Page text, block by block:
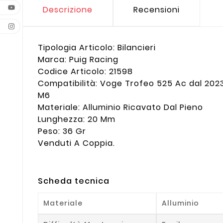
Descrizione Recensioni
Tipologia Articolo: Bilancieri
Marca: Puig Racing
Codice Articolo: 21598
Compatibilità: Voge Trofeo 525 Ac dal
M6
Materiale: Alluminio Ricavato Dal Pieno
Lunghezza: 20 Mm
Peso: 36 Gr
Venduti A Coppia.
Scheda tecnica
Materiale Alluminio